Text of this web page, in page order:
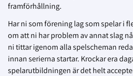
framförhållning.
Har ni som förening lag som spelar i
om att ni har problem av annat slag
ni tittar igenom alla spelscheman
innan serierna startar. Krockar era
spelarutbildningen är det helt